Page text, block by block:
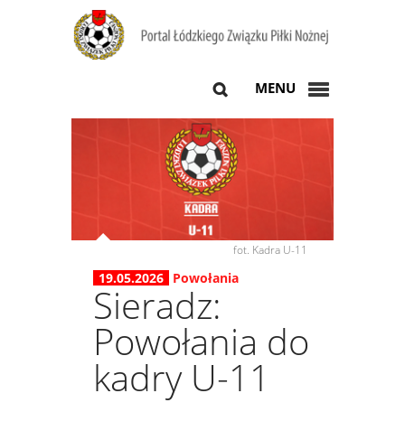
MENU
fot. Kadra U-11
19.05.2026 Powołania
Sieradz:
Powołania do
kadry U-11